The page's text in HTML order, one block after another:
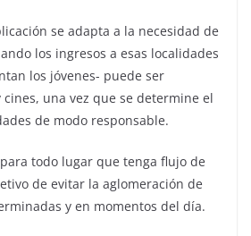
se adapta a la necesidad de
los ingresos a esas localidades
los jóvenes- puede ser
una vez que se determine el
de modo responsable.
todo lugar que tenga flujo de
de evitar la aglomeración de
y en momentos del día.